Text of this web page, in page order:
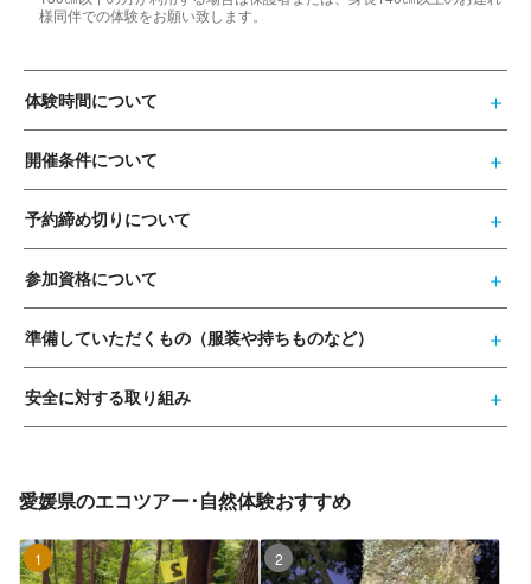
様同伴での体験をお願い致します。
体験時間について
開催条件について
予約締め切りについて
参加資格について
準備していただくもの（服装や持ちものなど）
安全に対する取り組み
愛媛県のエコツアー･自然体験おすすめ
1位 2位